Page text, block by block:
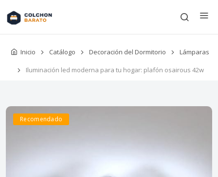
Inicio Catálogo Decoración del Dormitorio Lámparas
Iluminación led moderna para tu hogar: plafón osairous 42w
Recomendado